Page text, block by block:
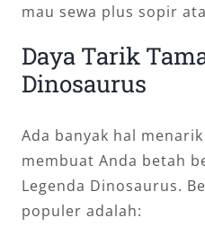
mau sewa plus sopir
Daya Tarik
Dinosaurus
Ada banyak hal
membuat Anda betah
Legenda Dinosaurus.
populer adalah: